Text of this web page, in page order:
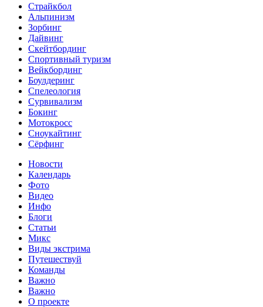
Страйкбол
Альпинизм
Зорбинг
Дайвинг
Скейтбординг
Спортивный туризм‎
Вейкбординг
Боулдеринг
Спелеология
Сурвивализм
Бокинг
Мотокросс
Сноукайтинг
Сёрфинг
Новости
Календарь
Фото
Видео
Инфо
Блоги
Статьи
Микс
Виды экстрима
Путешествуй
Команды
Важно
Важно
О проекте